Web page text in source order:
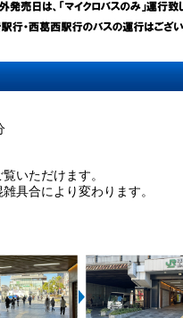
いただけます。
具合により変わります。